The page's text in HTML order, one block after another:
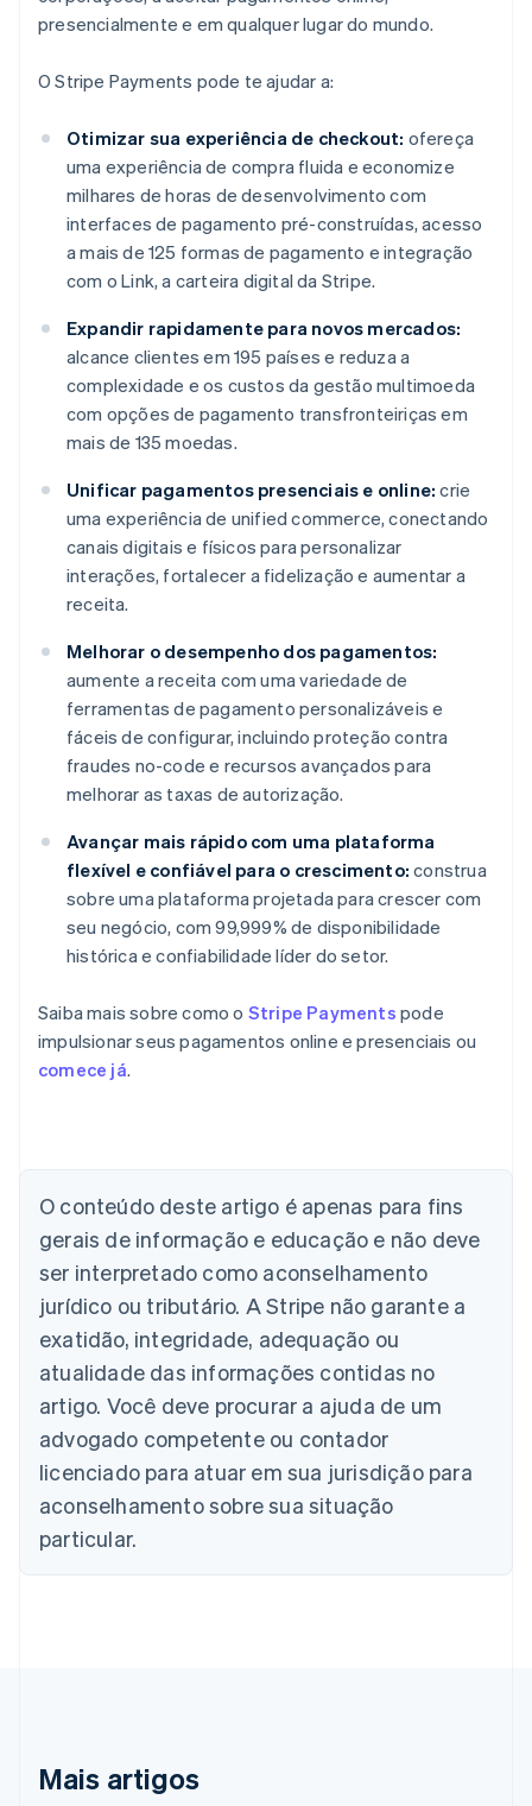
presencialmente e em qualquer lugar do mundo.
O Stripe Payments pode te ajudar a:
Otimizar sua experiência de checkout: ofereça
uma experiência de compra fluida e economize
milhares de horas de desenvolvimento com
interfaces de pagamento pré-construídas, acesso
a mais de 125 formas de pagamento e integração
com o Link, a carteira digital da Stripe.
Expandir rapidamente para novos mercados:
alcance clientes em 195 países e reduza a
complexidade e os custos da gestão multimoeda
com opções de pagamento transfronteiriças em
mais de 135 moedas.
Unificar pagamentos presenciais e online: crie
uma experiência de unified commerce, conectando
canais digitais e físicos para personalizar
interações, fortalecer a fidelização e aumentar a
receita.
Melhorar o desempenho dos pagamentos:
aumente a receita com uma variedade de
ferramentas de pagamento personalizáveis e
fáceis de configurar, incluindo proteção contra
fraudes no-code e recursos avançados para
melhorar as taxas de autorização.
Avançar mais rápido com uma plataforma
flexível e confiável para o crescimento: construa
sobre uma plataforma projetada para crescer com
seu negócio, com 99,999% de disponibilidade
histórica e confiabilidade líder do setor.
Saiba mais sobre como o Stripe Payments pode
impulsionar seus pagamentos online e presenciais ou
comece já.
O conteúdo deste artigo é apenas para fins
gerais de informação e educação e não deve
ser interpretado como aconselhamento
jurídico ou tributário. A Stripe não garante a
exatidão, integridade, adequação ou
atualidade das informações contidas no
artigo. Você deve procurar a ajuda de um
advogado competente ou contador
licenciado para atuar em sua jurisdição para
aconselhamento sobre sua situação
particular.
Mais artigos
Deutsch English
Austrália
Áustria
DeutschEnglish
Bélgica
Nederlands FrançaisDeutschEnglish
Brasil
Português English
Bulgária
English
Canadá
China continental
简体中文English
Eslováquia
English